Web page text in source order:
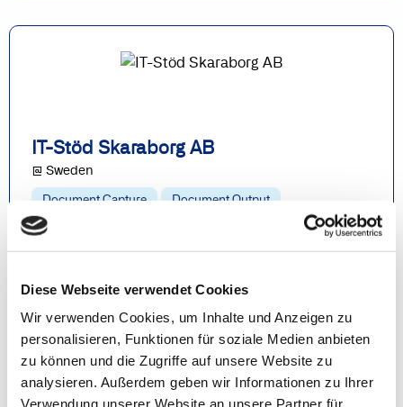
Diese Webseite verwendet Cookies
Wir verwenden Cookies, um Inhalte und Anzeigen zu
personalisieren, Funktionen für soziale Medien anbieten
zu können und die Zugriffe auf unsere Website zu
analysieren. Außerdem geben wir Informationen zu Ihrer
Verwendung unserer Website an unsere Partner für
IT-Stöd Skaraborg AB
@ Sweden
Document Capture Document Output
Expense Management